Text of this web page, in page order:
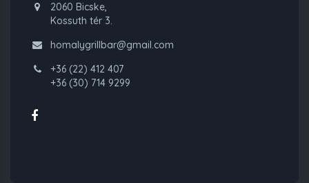
2060 Bicske,
Kossuth tér 3.
homalygrillbar@gmail.com
+36 (22) 412 407
+36 (30) 714 9299